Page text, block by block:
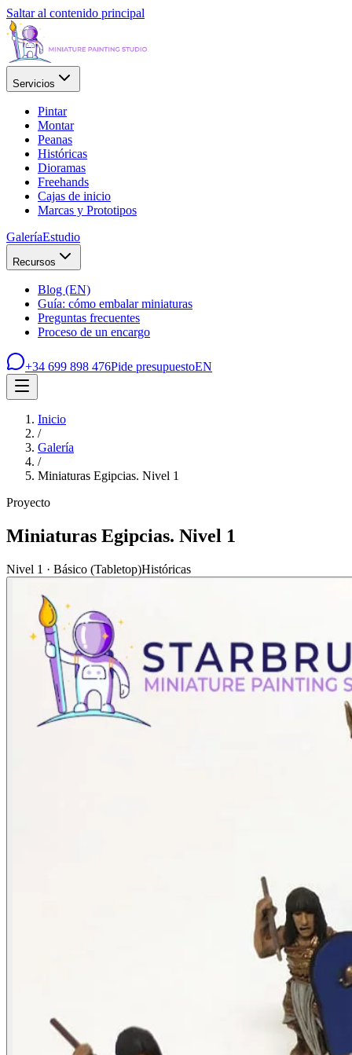
Saltar al contenido principal
Servicios
Pintar
Montar
Peanas
Históricas
Dioramas
Freehands
Cajas de inicio
Marcas y Prototipos
GaleríaEstudio
Recursos
Blog (EN)
Guía: cómo embalar miniaturas
Preguntas frecuentes
Proceso de un encargo
+34 699 898 476Pide presupuestoEN
Inicio
/
Galería
/
Miniaturas Egipcias. Nivel 1
Proyecto
Miniaturas Egipcias. Nivel 1
Nivel 1 · Básico (Tabletop)Históricas